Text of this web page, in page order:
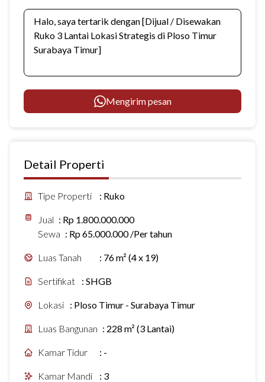
Mengirim pesan
Detail Properti
Tipe Properti : Ruko
Jual : Rp 1.800.000.000
Sewa : Rp 65.000.000 /Per tahun
Luas Tanah : 76 m² (4 x 19)
Sertifikat : SHGB
Lokasi : Ploso Timur - Surabaya Timur
Luas Bangunan : 228 m² (3 Lantai)
Kamar Tidur : -
Kamar Mandi : 3